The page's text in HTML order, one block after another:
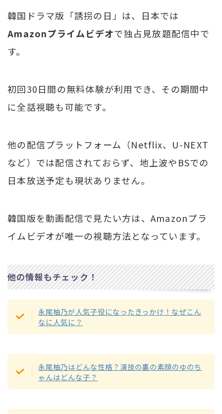
韓国ドラマ版「誘拐の日」は、日本では
Amazonプライムビデオで独占見放題配信中で
す。
初回30日間の無料体験が利用でき、その期間中
に全話視聴も可能です。
他の配信プラットフォーム（Netflix、U-NEXT
など）では配信されておらず、地上波やBSでの
日本放送予定も現状ありません。
韓国版を動画配信で見たい方は、Amazonプラ
イムビデオが唯一の視聴方法となっています。
他の情報もチェック！
永尾柚乃が人気子役になったきっかけ！なぜこん
なに人気に？
永尾柚乃はどんな性格？演技の裏の素顔のゆのち
ゃんはどんな子？